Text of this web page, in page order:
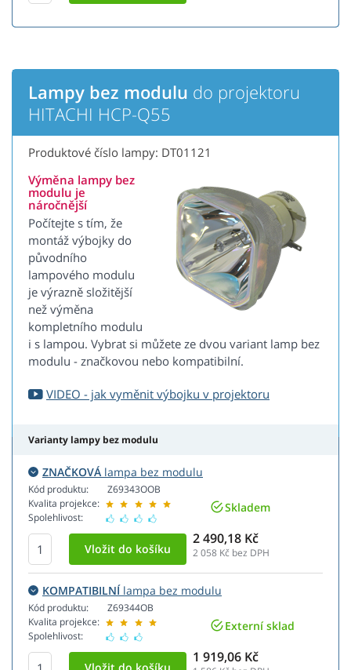
Lampy bez modulu do projektoru
HITACHI HCP-Q55
Produktové číslo lampy: DT01121
Výměna lampy bez
modulu je
náročnější
Počítejte s tím, že
montáž výbojky do
původního
lampového modulu
je výrazně složitější
než výměna
kompletního modulu
i s lampou. Vybrat si můžete ze dvou variant lamp bez
modulu - značkovou nebo kompatibilní.
VIDEO - jak vyměnit výbojku v projektoru
Varianty lampy bez modulu
ZNAČKOVÁ lampa bez modulu
Kód produktu:
Kvalita projekce:
Spolehlivost:
Z69343OOB
Skladem
2 490,18 Kč
2 058 Kč bez DPH
KOMPATIBILNÍlampa bez modulu
Kód produktu:
Kvalita projekce:
Spolehlivost:
Z69344OB
Externí sklad
1 919,06 Kč